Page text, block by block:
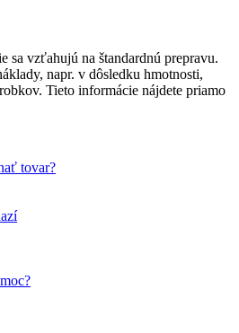
sa vzťahujú na štandardnú prepravu.
napr. v dôsledku hmotnosti,
Tieto informácie nájdete priamo
tovar?